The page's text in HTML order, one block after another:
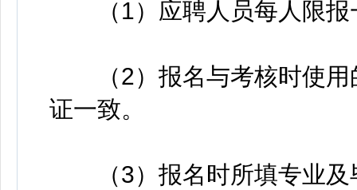
（1）应聘人员每人限报
（2）报名与考核时使用
证一致。
（3）报名时所填专业及